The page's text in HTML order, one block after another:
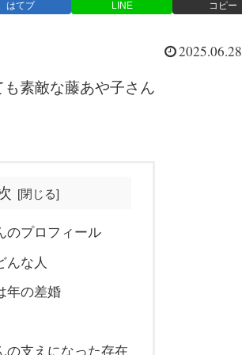
はてブ LINE コピー
2025.06.28
素敵な藤あや子さん
のプロフィール
んな人
年の差婚
の支えになった存在